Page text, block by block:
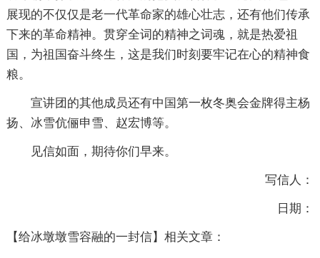
展现的不仅仅是老一代革命家的雄心壮志，还有他们传承
下来的革命精神。贯穿全词的精神之词魂，就是热爱祖
国，为祖国奋斗终生，这是我们时刻要牢记在心的精神食
粮。
宣讲团的其他成员还有中国第一枚冬奥会金牌得主杨
扬、冰雪伉俪申雪、赵宏博等。
见信如面，期待你们早来。
写信人：
日期：
【给冰墩墩雪容融的一封信】相关文章：